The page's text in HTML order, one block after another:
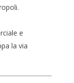
e
la via